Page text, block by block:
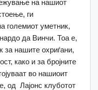
на нашиот
ги
големиот уметник,
да Винчи. Тоа е,
за нашите охриѓани,
како и за бројните
во нашиоит
од Лајонс клуботот